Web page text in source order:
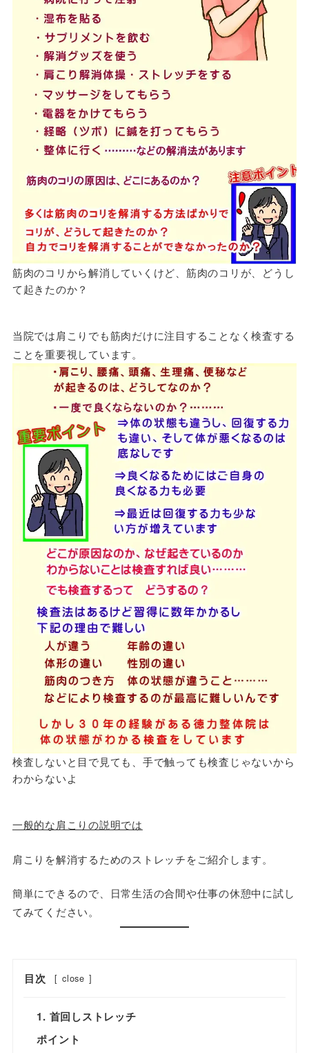
筋肉のコリから解消していくけど、筋肉のコリが、どうし
て起きたのか？
当院では肩こりでも筋肉だけに注目することなく検査する
ことを重要視しています。
検査しないと目で見ても、手で触っても検査じゃないから
わからないよ
一般的な肩こりの説明では
肩こりを解消するためのストレッチをご紹介します。
簡単にできるので、日常生活の合間や仕事の休憩中に試し
てみてください。
目次 [ close ]
1. 首回しストレッチ
ポイント